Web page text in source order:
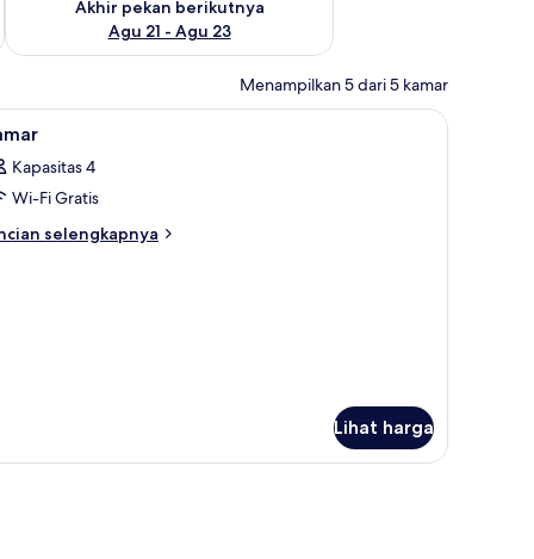
Akhir pekan berikutnya
Agu 21 - Agu 23
Menampilkan 5 dari 5 kamar
kerja ramah laptop, dan tirai kedap cahayaBrankas, meja kerja, ruang kerja ramah
1
Kapasitas 4
Wi-Fi Gratis
selengkapnya
Lihat harga